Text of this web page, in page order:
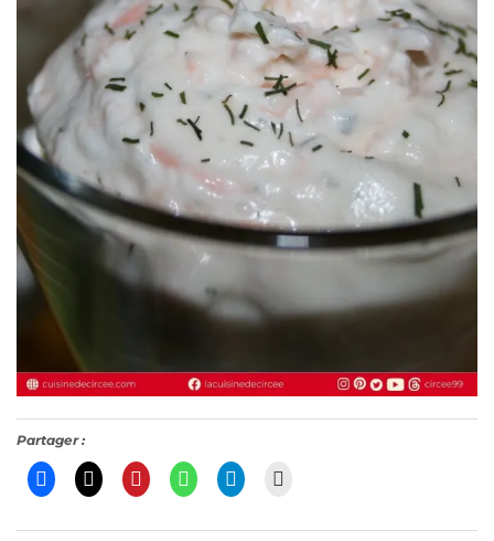
Partager :